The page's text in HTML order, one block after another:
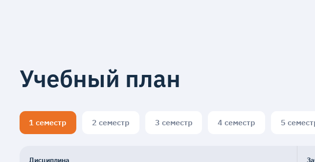
Учебный план
1 семестр 2 семестр 3 семестр 4 семестр 5
Дисциплина